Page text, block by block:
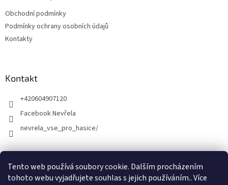
Tento web používá soubory cookie. Dalším procházením
tohoto webu vyjadřujete souhlas s jejich používáním.. Více
Obchodní podmínky
Podmínky ochrany osobních údajů
Kontakty
Kontakt
+420604907120
Facebook Nevřela
nevrela_vse_pro_hasice/